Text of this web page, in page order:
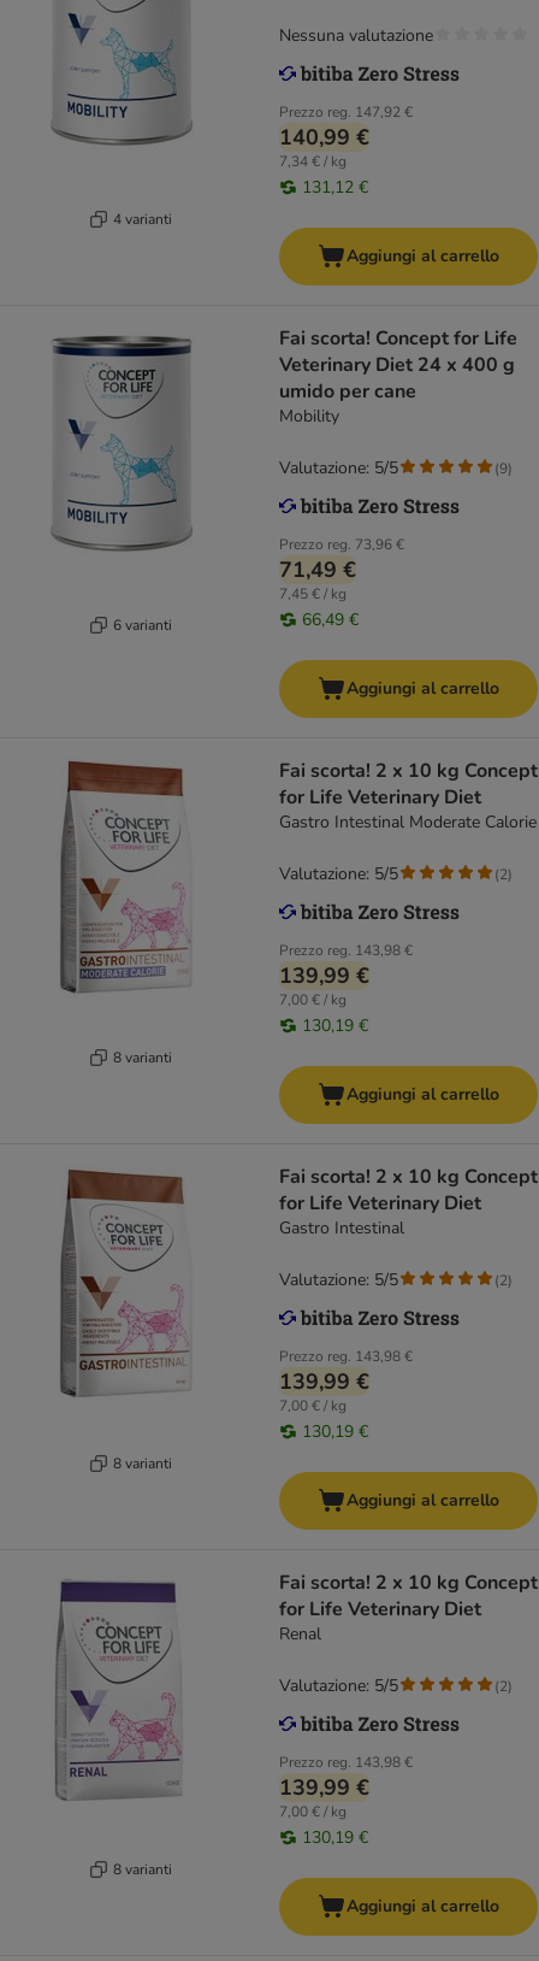
4 varianti
Prezzo reg. 147,92 €
140,99 €
7,34 € / kg
131,12 €
Nessuna valutazione
Aggiungi al carrello
6 varianti
Fai scorta! Concept for Life
Veterinary Diet 24 x 400 g
umido per cane
Mobility
Prezzo reg. 73,96 €
71,49 €
7,45 € / kg
66,49 €
Valutazione: 5/5 (9)
Aggiungi al carrello
8 varianti
Fai scorta! 2 x 10 kg Concept
for Life Veterinary Diet
Gastro Intestinal Moderate Calorie
Prezzo reg. 143,98 €
139,99 €
7,00 € / kg
130,19 €
Valutazione: 5/5 (2)
Aggiungi al carrello
8 varianti
Fai scorta! 2 x 10 kg Concept
for Life Veterinary Diet
Gastro Intestinal
Prezzo reg. 143,98 €
139,99 €
7,00 € / kg
130,19 €
Valutazione: 5/5 (2)
Aggiungi al carrello
8 varianti
Fai scorta! 2 x 10 kg Concept
for Life Veterinary Diet
Renal
Prezzo reg. 143,98 €
139,99 €
7,00 € / kg
130,19 €
Valutazione: 5/5 (2)
Aggiungi al carrello